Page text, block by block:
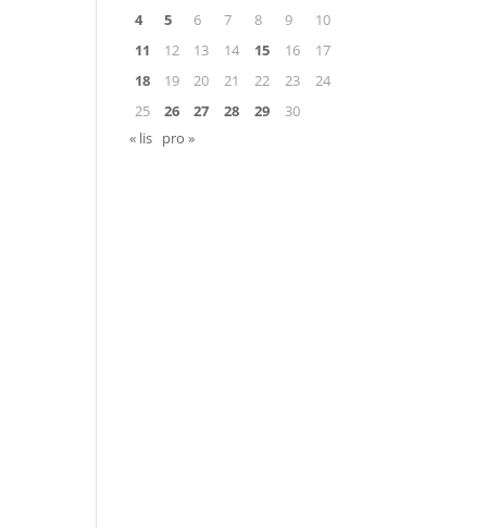
4
5 6 7 8 9
10
11
12 13 14 15 16
17
18
19 20 21 22 23
24
25
26 27 28 29
30
« lis pro »